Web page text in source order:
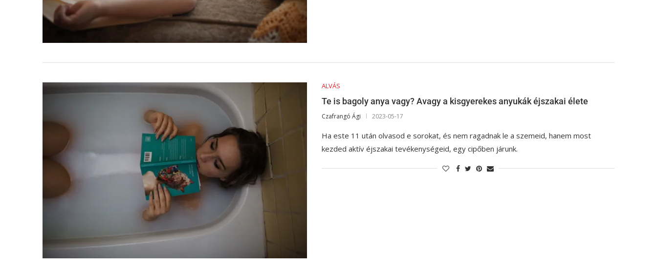
ALVÁS
Te is bagoly anya vagy? Avagy a kisgyerekes anyukák éjszakai élete
Czafrangó Ági 2023-05-17
Ha este 11 után olvasod e sorokat, és nem ragadnak le a szemeid, hanem most
kezded aktív éjszakai tevékenységeid, egy cipőben járunk.